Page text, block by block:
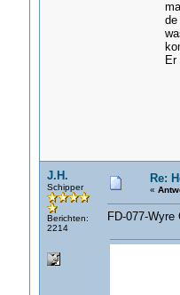
de
J.H.
Schipper
Berichten:
2214
Re:
«
FD-077-Wyre